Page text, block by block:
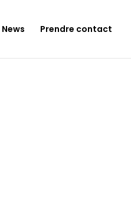
News Prendre contact